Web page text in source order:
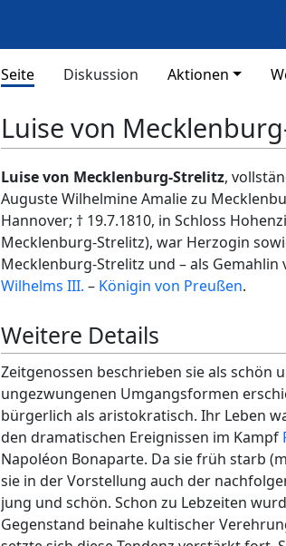
Seite Diskussion Aktionen
Luise von
Luise von Mecklenburg-Strelitz,
Auguste Wilhelmine Amalie zu
Hannover; † 19.7.1810, in Schloss
Mecklenburg-Strelitz), war Herzogin
Mecklenburg-Strelitz und – als Gemahlin
Wilhelms III. – Königin von Preußen.
Weitere Details
Zeitgenossen beschrieben sie als schön
ungezwungenen Umgangsformen
bürgerlich als aristokratisch. Ihr Leben
den dramatischen Ereignissen im Kampf
Napoléon Bonaparte. Da sie früh starb
sie in der Vorstellung auch der
jung und schön. Schon zu Lebzeiten
Gegenstand beinahe kultischer